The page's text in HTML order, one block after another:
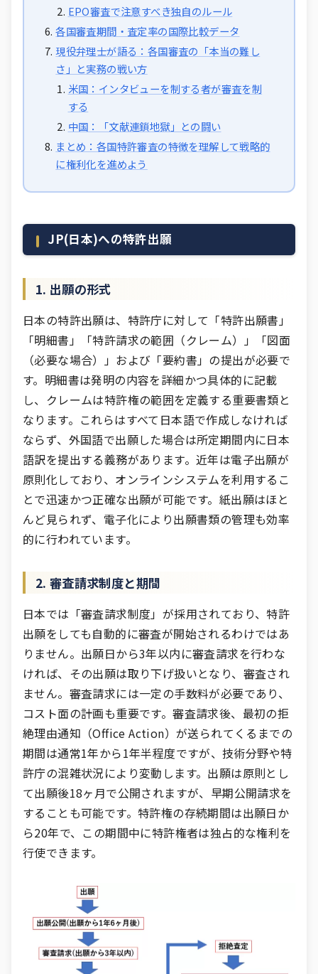
EPO審査で注意すべき独自のルール
各国審査期間・査定率の国際比較データ
現役弁理士が語る：各国審査の「本当の難し
さ」と実務の戦い方
米国：インタビューを制する者が審査を制
する
中国：「文献連鎖地獄」との闘い
まとめ：各国特許審査の特徴を理解して戦略的
に権利化を進めよう
JP(日本)への特許出願
1. 出願の形式
日本の特許出願は、特許庁に対して「特許出願書」
「明細書」「特許請求の範囲（クレーム）」「図面
（必要な場合）」および「要約書」の提出が必要で
す。明細書は発明の内容を詳細かつ具体的に記載
し、クレームは特許権の範囲を定義する重要書類と
なります。これらはすべて日本語で作成しなければ
ならず、外国語で出願した場合は所定期間内に日本
語訳を提出する義務があります。近年は電子出願が
原則化しており、オンラインシステムを利用するこ
とで迅速かつ正確な出願が可能です。紙出願はほと
んど見られず、電子化により出願書類の管理も効率
的に行われています。
2. 審査請求制度と期間
日本では「審査請求制度」が採用されており、特許
出願をしても自動的に審査が開始されるわけではあ
りません。出願日から3年以内に審査請求を行わな
ければ、その出願は取り下げ扱いとなり、審査され
ません。審査請求には一定の手数料が必要であり、
コスト面の計画も重要です。審査請求後、最初の拒
絶理由通知（Office Action）が送られてくるまでの
期間は通常1年から1年半程度ですが、技術分野や特
許庁の混雑状況により変動します。出願は原則とし
て出願後18ヶ月で公開されますが、早期公開請求を
することも可能です。特許権の存続期間は出願日か
ら20年で、この期間中に特許権者は独占的な権利を
行使できます。